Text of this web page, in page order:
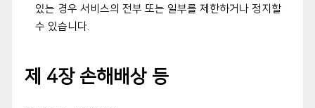
있는 경우 서비스의 전부 또는 일부를 제한하거나 정지할
수 있습니다.
제 4장 손해배상 등